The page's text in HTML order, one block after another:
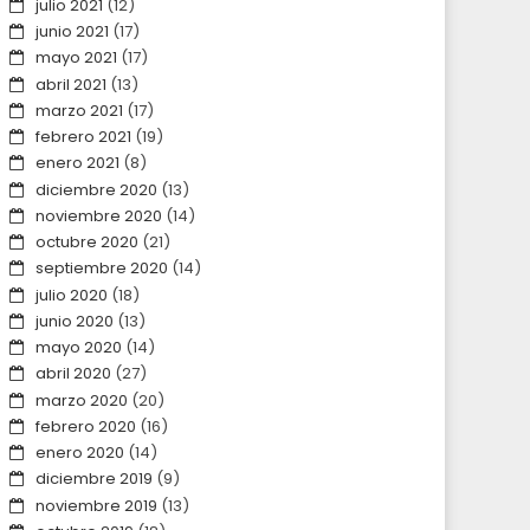
julio 2021 (12)
junio 2021 (17)
mayo 2021 (17)
abril 2021 (13)
marzo 2021 (17)
febrero 2021 (19)
enero 2021 (8)
diciembre 2020 (13)
noviembre 2020 (14)
octubre 2020 (21)
septiembre 2020 (14)
julio 2020 (18)
junio 2020 (13)
mayo 2020 (14)
abril 2020 (27)
marzo 2020 (20)
febrero 2020 (16)
enero 2020 (14)
diciembre 2019 (9)
noviembre 2019 (13)